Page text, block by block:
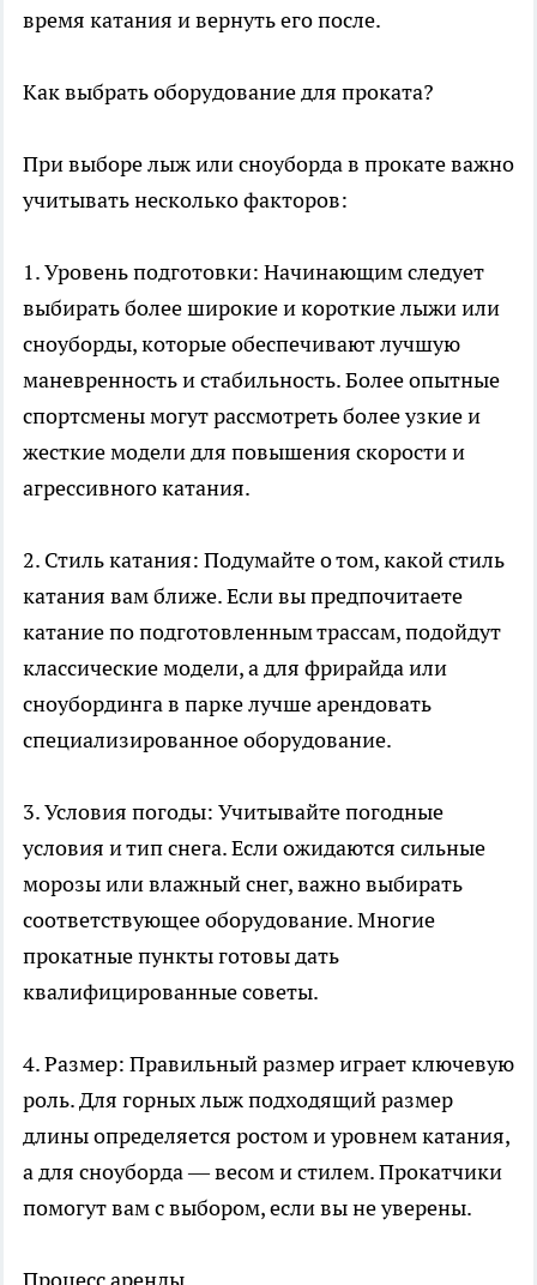
время катания и вернуть его после.
Как выбрать оборудование для проката?
При выборе лыж или сноуборда в прокате важно
учитывать несколько факторов:
1. Уровень подготовки: Начинающим следует
выбирать более широкие и короткие лыжи или
сноуборды, которые обеспечивают лучшую
маневренность и стабильность. Более опытные
спортсмены могут рассмотреть более узкие и
жесткие модели для повышения скорости и
агрессивного катания.
2. Стиль катания: Подумайте о том, какой стиль
катания вам ближе. Если вы предпочитаете
катание по подготовленным трассам, подойдут
классические модели, а для фрирайда или
сноубординга в парке лучше арендовать
специализированное оборудование.
3. Условия погоды: Учитывайте погодные
условия и тип снега. Если ожидаются сильные
морозы или влажный снег, важно выбирать
соответствующее оборудование. Многие
прокатные пункты готовы дать
квалифицированные советы.
4. Размер: Правильный размер играет ключевую
роль. Для горных лыж подходящий размер
длины определяется ростом и уровнем катания,
а для сноуборда — весом и стилем. Прокатчики
помогут вам с выбором, если вы не уверены.